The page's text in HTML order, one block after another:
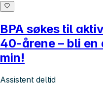
BPA søkes til
40-årene – bli en
min!
Assistent deltid